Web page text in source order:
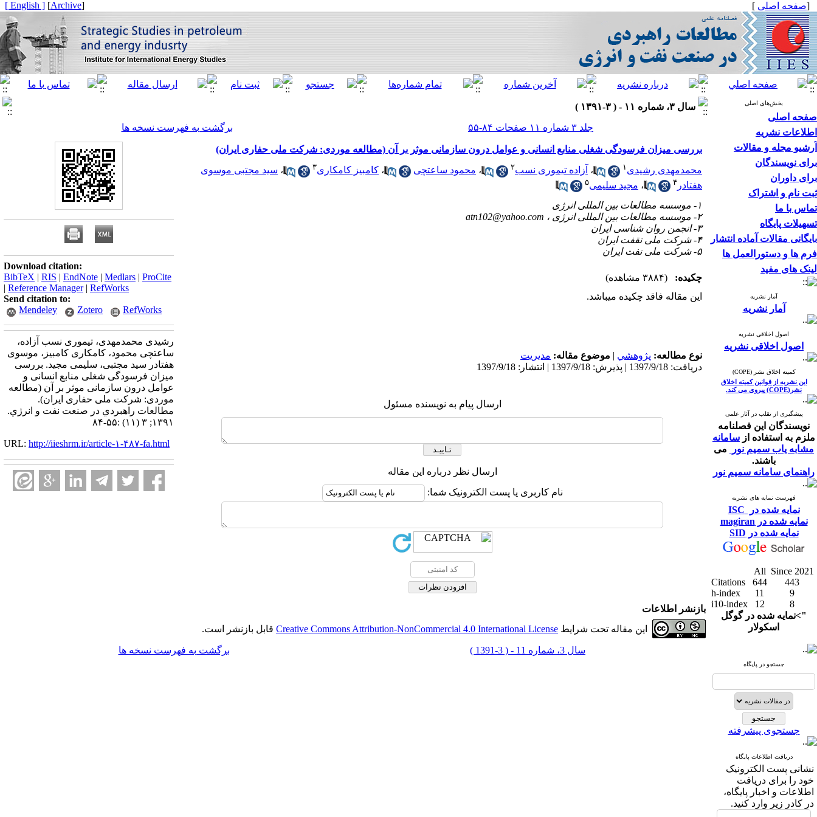
[صفحه اصلی ]
[
Archive
]
[ English ]
بخش‌های اصلی
صفحه اصلی
اطلاعات نشریه
آرشیو مجله و مقالات
برای نویسندگان
برای داوران
ثبت نام و اشتراک
تماس با ما
تسهیلات پایگاه
بایگانی مقالات آماده انتشار
فرم ها و دستورالعمل ها
لینک های مفید
آمار نشریه
آمار نشریه
اصول اخلاقی نشریه
اصول اخلاقی نشریه
کمیته اخلاق نشر (COPE)
این نشریه از قوانین کمیته اخلاق
نشر(COPE) پیروی می کند.
پیشگیری از تقلب در آثار علمی
نویسندگان این فصلنامه
ملزم به استفاده از سامانه
مشابه یاب سمیم نور
می
باشند.
راهنمای سامانه سمیم نور
فهرست نمایه های نشریه
نمایه شده در ISC
نمایه شده در magiran
نمایه شده در SID
All Since 2021
Citations
644
443
h-index
11
9
i10-index
12
8
">نمایه شده در گوگل
اسکولار
جستجو در پایگاه
جستجوی پیشرفته
دریافت اطلاعات پایگاه
نشانی پست الکترونیک
خود را برای دریافت
اطلاعات و اخبار پایگاه،
در کادر زیر وارد کنید.
سال ۳، شماره ۱۱ - ( ۳-۱۳۹۱ )
جلد ۳ شماره ۱۱ صفحات ۸۴-۵۵
برگشت به فهرست نسخه ها
بررسی میزان فرسودگی شغلی منابع انسانی و عوامل درون سازمانی موثر بر آن (مطالعه موردی: شرکت ملی حفاری ایران)
محمدمهدی رشیدی ۱ ، آزاده تیموری نسب۲ ، محمود ساعتچی ، کامبیز کامکاری۳ ، سید مجتبی موسوی
هفتادر ۴ ، مجید سلیمی۵
۱- موسسه مطالعات بین المللی انرژی
۲- موسسه مطالعات بین المللی انرژی ،
atn102@yahoo.com
۳- انجمن روان شناسی ایران
۴- شرکت ملی نقفت ایران
۵- شرکت ملی نفت ایران
چکیده:
(۳۸۸۴ مشاهده)
این مقاله فاقد چکیده می​باشد.
نوع مطالعه: پژوهشي | موضوع مقاله: مديريت
دریافت: 1397/9/18 | پذیرش: 1397/9/18 | انتشار: 1397/9/18
ارسال پیام به نویسنده مسئول
ارسال نظر درباره این مقاله
نام کاربری یا پست الکترونیک شما:
Download citation:
BibTeX | RIS | EndNote | Medlars | ProCite
| Reference Manager| RefWorks
Send citation to:
Mendeley
Zotero RefWorks
رشیدی محمدمهدی، تیموری نسب آزاده،
ساعتچی محمود، کامکاری کامبیز، موسوی
هفتادر سید مجتبی، سلیمی مجید. بررسی
میزان فرسودگی شغلی منابع انسانی و
عوامل درون سازمانی موثر بر آن (مطالعه
موردی: شرکت ملی حفاری ایران).
مطالعات راهبردي در صنعت نفت و انرژي.
۱۳۹۱; ۳ (۱۱) :۵۵-۸۴
URL: http://iieshrm.ir/article-۱-۴۸۷-fa.html
بازنشر اطلاعات
این مقاله تحت شرایط Creative Commons Attribution-NonCommercial 4.0 International License قابل بازنشر است.
سال 3، شماره 11 - ( 3-1391 ) برگشت به فهرست نسخه ها